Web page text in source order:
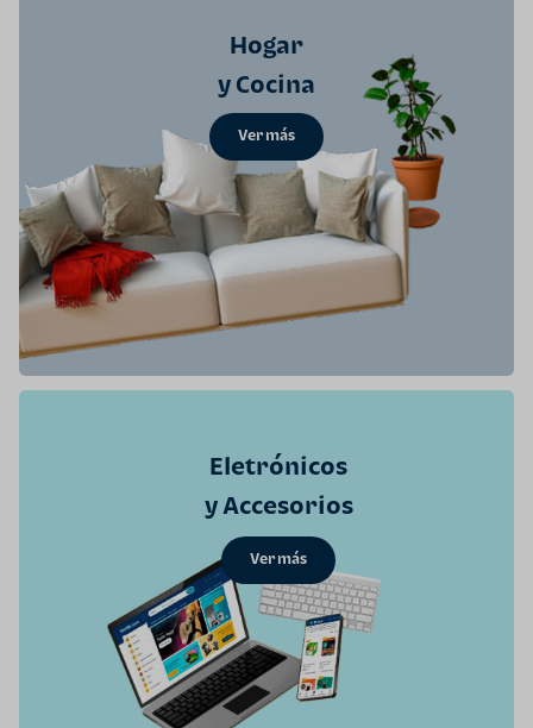
Hogar
y Cocina
Ver más
Eletrónicos
y Accesorios
Ver más